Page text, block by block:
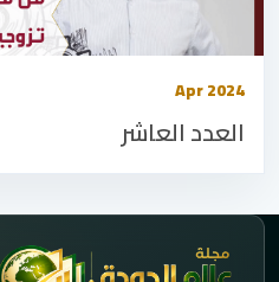
Apr 2024
العدد العاشر